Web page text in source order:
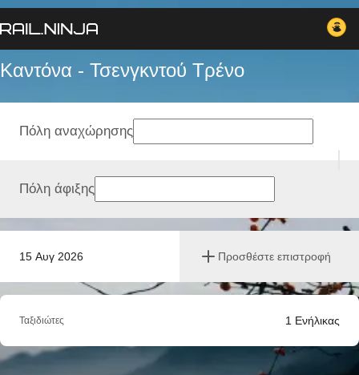
Καντόνα - Τσενγκντού Tρένο
15 Αυγ 2026 Προσθέστε επιστροφή
Πόλη αναχώρησης
Πόλη άφιξης
Ταξιδιώτες 1 Ενήλικας